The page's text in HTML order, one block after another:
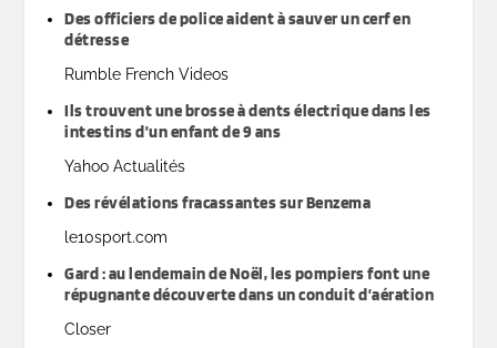
Des officiers de police aident à sauver un cerf en
détresse
Rumble French Videos
Ils trouvent une brosse à dents électrique dans les
intestins d’un enfant de 9 ans
Yahoo Actualités
Des révélations fracassantes sur Benzema
le10sport.com
Gard : au lendemain de Noël, les pompiers font une
répugnante découverte dans un conduit d’aération
Closer